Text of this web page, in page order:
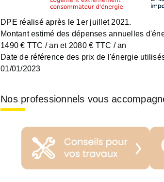
DPE réalisé après le 1er juillet 2021.
Montant estimé des dépenses annuelles
1490 € TTC / an et 2080 € TTC / an
Date de référence des prix de l'énergie
01/01/2023
Nos professionnels vous